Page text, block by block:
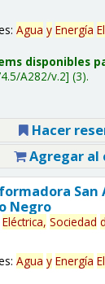
Agua y Energía
disponibles
A282/v.2 (3).
Hacer
Agregar al
San
Negro
Eléctrica, Sociedad
Agua y Energía